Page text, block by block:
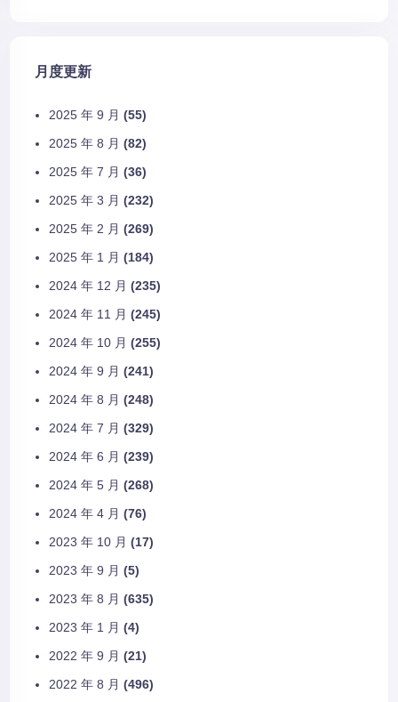
月度更新
2025 年 9 月 (55)
2025 年 8 月 (82)
2025 年 7 月 (36)
2025 年 3 月 (232)
2025 年 2 月 (269)
2025 年 1 月 (184)
2024 年 12 月 (235)
2024 年 11 月 (245)
2024 年 10 月 (255)
2024 年 9 月 (241)
2024 年 8 月 (248)
2024 年 7 月 (329)
2024 年 6 月 (239)
2024 年 5 月 (268)
2024 年 4 月 (76)
2023 年 10 月 (17)
2023 年 9 月 (5)
2023 年 8 月 (635)
2023 年 1 月 (4)
2022 年 9 月 (21)
2022 年 8 月 (496)